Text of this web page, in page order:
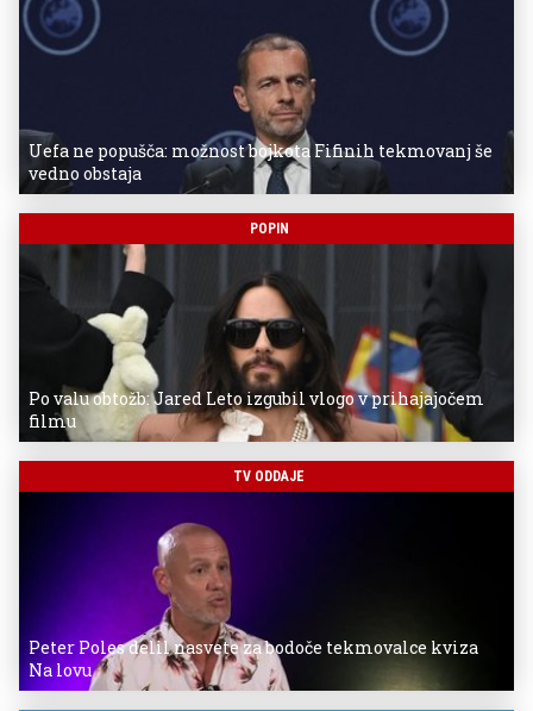
Uefa ne popušča: možnost bojkota Fifinih tekmovanj še
vedno obstaja
POPIN
Po valu obtožb: Jared Leto izgubil vlogo v prihajajočem
filmu
TV ODDAJE
Peter Poles delil nasvete za bodoče tekmovalce kviza
Na lovu